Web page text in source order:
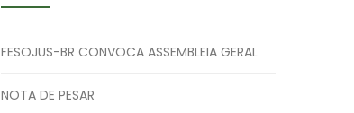
FESOJUS-BR CONVOCA ASSEMBLEIA GERAL
NOTA DE PESAR